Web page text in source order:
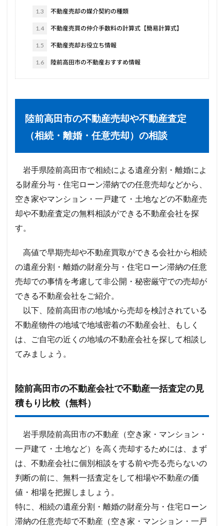
1.3 不動産売却の媒介契約の種類
1.4 不動産売買の仲介手数料の計算式【簡易計算式】
1.5 不動産売却お役立ち情報
1.6 陸前高田市の不動産おすすめ情報
陸前高田市の不動産売却や不動産査定
（相続・離婚・任意売却）の相談
岩手県陸前高田市で相続による遺産分割・離婚によ
る財産分与・住宅ローン滞納での任意売却などから、
空き家やマンション・一戸建て・土地などの不動産売
却や不動産査定の無料相談ができる不動産会社を探
す。
高値で早期売却や不動産買取ができる会社から相続
の遺産分割・離婚の財産分与・住宅ローン滞納の任意
売却での事情を考慮して非公開・秘密厳守での売却が
できる不動産会社をご紹介。
以下、陸前高田市の地域から売却を検討されている
不動産物件の地域で地域密着の不動産会社、もしく
は、ご自宅の近くの地域の不動産会社を探して相談し
てみましょう。
陸前高田市の不動産会社で不動産一括査定の見
積もり比較（無料）
岩手県陸前高田市の不動産（空き家・マンション・
一戸建て・土地など）を高く売却するためには、まず
は、不動産会社に個別相談をする前や売る売らないの
判断の前に、無料一括査定をして相場や不動産の価
値・相場を把握しましょう。
特に、相続の遺産分割・離婚の財産分与・住宅ローン
滞納の任意売却で不動産（空き家・マンション・一戸